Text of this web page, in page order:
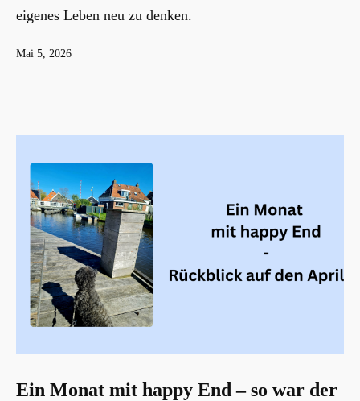
eigenes Leben neu zu denken.
Veröffentlicht
Mai 5, 2026
Ein Monat mit happy End – so war der